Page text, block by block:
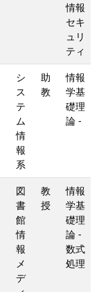
情報
セキ
ュリ
ティ
シ
ス
テ
ム
情
報
系
助
教
情報
学基
礎理
論 -
図
書
館
情
報
メ
デ
教
授
情報
学基
礎理
論 -
数式
処理